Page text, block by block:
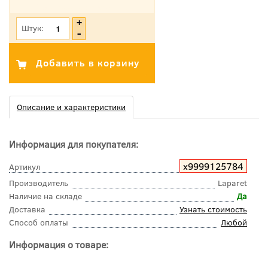
Штук:
Описание и характеристики
Информация для покупателя:
Артикул х9999125784
Производитель
Laparet
Наличие на складе
Да
Доставка
Узнать стоимость
Способ оплаты
Любой
Информация о товаре: